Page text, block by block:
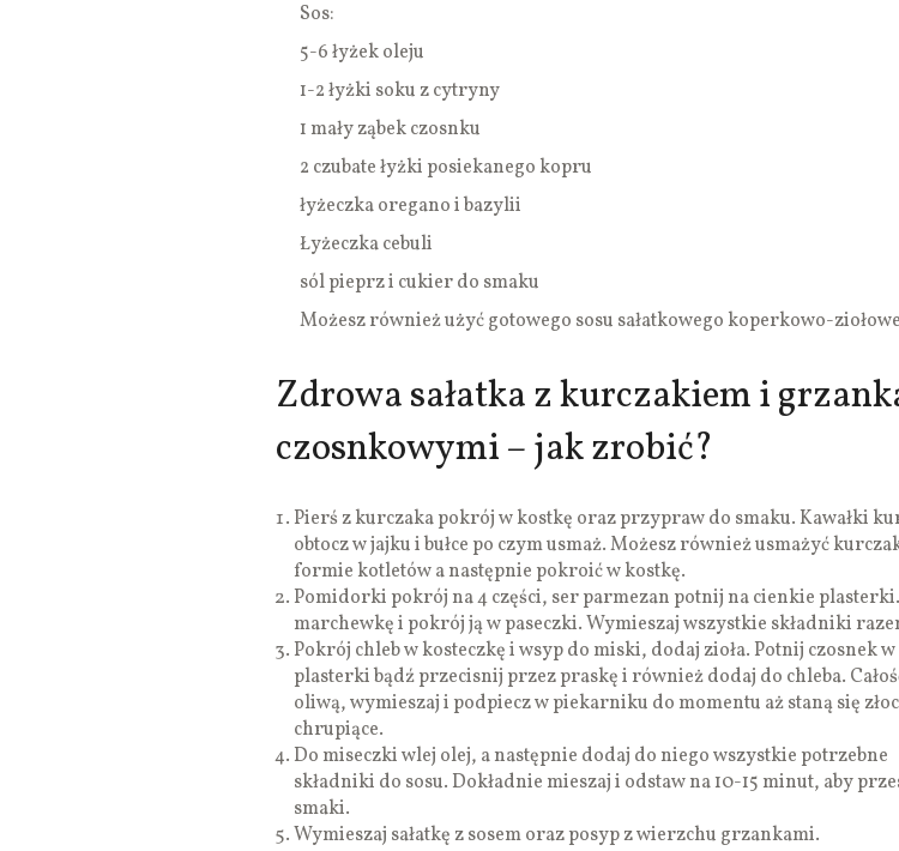
Sos:
5-6 łyżek oleju
1-2 łyżki soku z cytryny
1 mały ząbek czosnku
2 czubate łyżki posiekanego kopru
łyżeczka oregano i bazylii
Łyżeczka cebuli
sól pieprz i cukier do smaku
Możesz również użyć gotowego sosu sałatkowego koperkowo-
Zdrowa sałatka z kurczakiem i
czosnkowymi – jak zrobić?
Pierś z kurczaka pokrój w kostkę oraz przypraw do smaku. Kawałki
obtocz w jajku i bułce po czym usmaż. Możesz również usmażyć
formie kotletów a następnie pokroić w kostkę.
Pomidorki pokrój na 4 części, ser parmezan potnij na cienkie
marchewkę i pokrój ją w paseczki. Wymieszaj wszystkie składniki
Pokrój chleb w kosteczkę i wsyp do miski, dodaj zioła. Potnij czosnek
plasterki bądź przecisnij przez praskę i również dodaj do chleba.
oliwą, wymieszaj i podpiecz w piekarniku do momentu aż staną się
chrupiące.
Do miseczki wlej olej, a następnie dodaj do niego wszystkie potrzebne
składniki do sosu. Dokładnie mieszaj i odstaw na 10-15 minut, aby
smaki.
Wymieszaj sałatkę z sosem oraz posyp z wierzchu grzankami.